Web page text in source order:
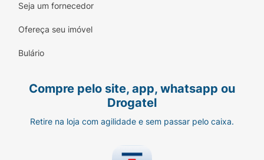
Seja um fornecedor
Ofereça seu imóvel
Bulário
Compre pelo site, app, whatsapp ou
Drogatel
Retire na loja com agilidade e sem passar pelo caixa.